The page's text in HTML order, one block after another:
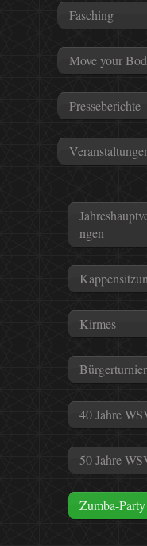
Fasching
Move your
Presseberichte
ngen
Kirmes
Bürgerturnier
40 Jahre
50 Jahre
Zumba-Party